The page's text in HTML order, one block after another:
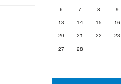
6
7 8 9
13
14 15 16
20
21 22 23
27
28